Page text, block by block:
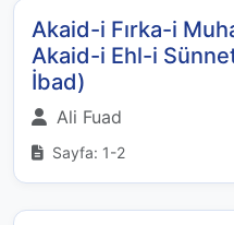
Akaid-i Fırka-i
Akaid-i Ehl-i
İbad)
Ali Fuad
Sayfa: 1-2